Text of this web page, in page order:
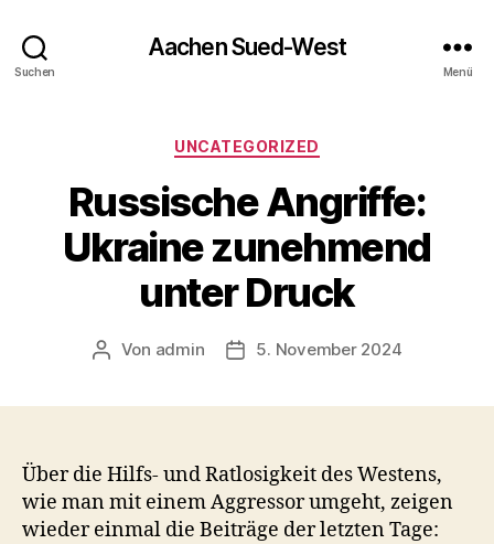
Suchen
Aachen Sued-West
Menü
Kategorien
UNCATEGORIZED
Russische Angriffe:
Ukraine zunehmend
unter Druck
Beitragsautor
Von admin Veröffentlichungsdatum
5. November 2024
Über die Hilfs- und Ratlosigkeit des Westens,
wie man mit einem Aggressor umgeht, zeigen
wieder einmal die Beiträge der letzten Tage: